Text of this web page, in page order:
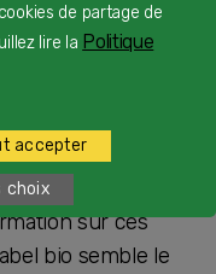
infantile
quantité des
contrôlée, que
Or, lorsque vous
pour votre
sur ces
bio semble le
de partage de
lire la Politique
accepter
choix